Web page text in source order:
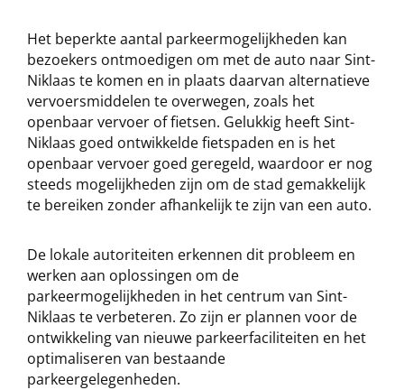
Het beperkte aantal parkeermogelijkheden kan
bezoekers ontmoedigen om met de auto naar Sint-
Niklaas te komen en in plaats daarvan alternatieve
vervoersmiddelen te overwegen, zoals het
openbaar vervoer of fietsen. Gelukkig heeft Sint-
Niklaas goed ontwikkelde fietspaden en is het
openbaar vervoer goed geregeld, waardoor er nog
steeds mogelijkheden zijn om de stad gemakkelijk
te bereiken zonder afhankelijk te zijn van een auto.
De lokale autoriteiten erkennen dit probleem en
werken aan oplossingen om de
parkeermogelijkheden in het centrum van Sint-
Niklaas te verbeteren. Zo zijn er plannen voor de
ontwikkeling van nieuwe parkeerfaciliteiten en het
optimaliseren van bestaande
parkeergelegenheden.